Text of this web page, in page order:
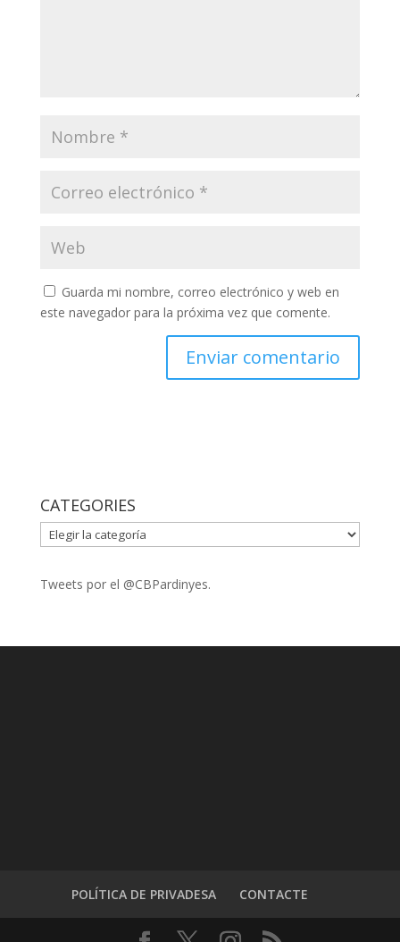
Guarda mi nombre, correo electrónico y web en
este navegador para la próxima vez que comente.
CATEGORIES
CATEGORIES
Tweets por el @CBPardinyes.
POLÍTICA DE PRIVADESA CONTACTE